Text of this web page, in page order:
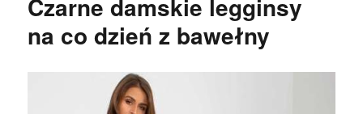
Czarne damskie legginsy
na co dzień z bawełny